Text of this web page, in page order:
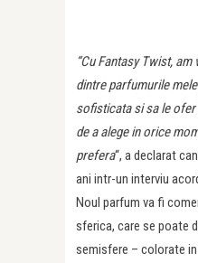
“Cu Fantasy Twist,
dintre parfumurile
sofisticata si sa le
de a alege in orice
prefera“, a declarat
ani intr-un interviu
Noul parfum va fi
sferica, care se poate
semisfere – colorate